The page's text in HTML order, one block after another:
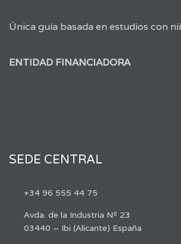
Única guía basada en estudios con
ENTIDAD FINANCIADORA
SEDE CENTRAL
+34 96 555 44 75
Avda. de la Industria Nº 23
03440 – Ibi (Alicante) España